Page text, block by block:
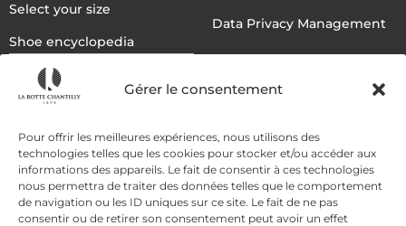
Gérer le consentement
Pour offrir les meilleures expériences, nous utilisons des
technologies telles que les cookies pour stocker et/ou accéder aux
informations des appareils. Le fait de consentir à ces technologies
nous permettra de traiter des données telles que le comportement
de navigation ou les ID uniques sur ce site. Le fait de ne pas
consentir ou de retirer son consentement peut avoir un effet
Select your size
Shoe encyclopedia
English
Data Privacy Management
DELIVERY METHODS
PAYMENT METHODS